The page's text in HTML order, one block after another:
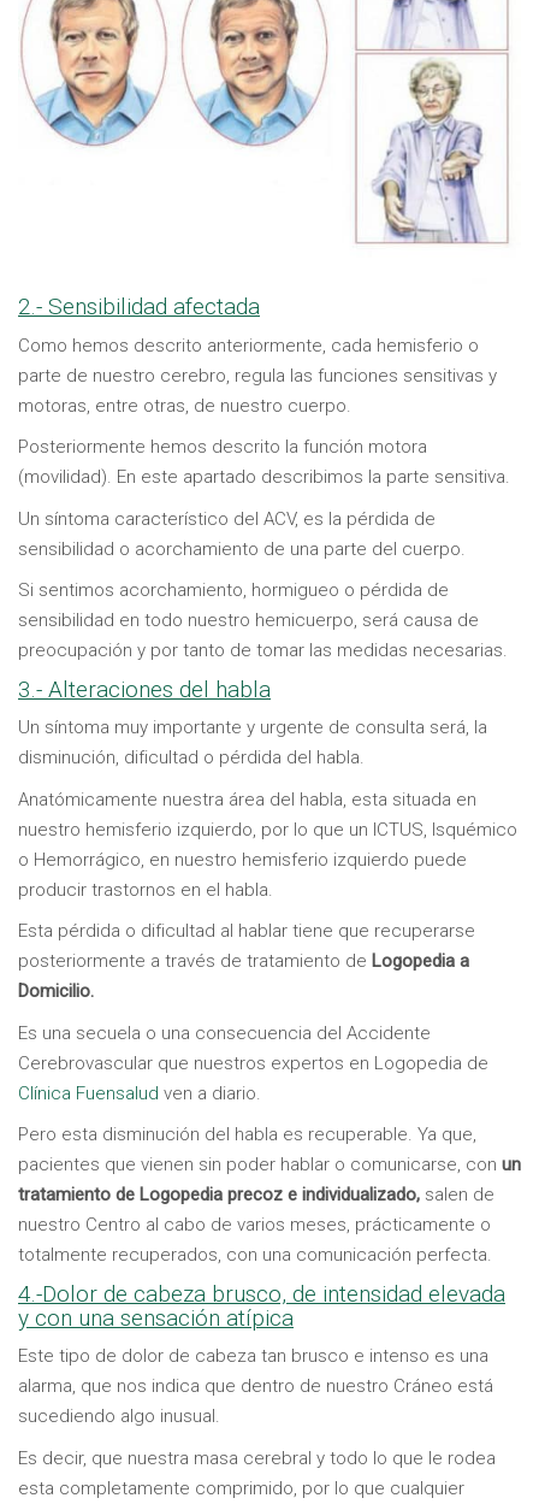
2.- Sensibilidad afectada
Como hemos descrito anteriormente, cada hemisferio o
parte de nuestro cerebro, regula las funciones sensitivas y
motoras, entre otras, de nuestro cuerpo.
Posteriormente hemos descrito la función motora
(movilidad). En este apartado describimos la parte sensitiva.
Un síntoma característico del ACV, es la pérdida de
sensibilidad o acorchamiento de una parte del cuerpo.
Si sentimos acorchamiento, hormigueo o pérdida de
sensibilidad en todo nuestro hemicuerpo, será causa de
preocupación y por tanto de tomar las medidas necesarias.
3.- Alteraciones del habla
Un síntoma muy importante y urgente de consulta será, la
disminución, dificultad o pérdida del habla.
Anatómicamente nuestra área del habla, esta situada en
nuestro hemisferio izquierdo, por lo que un ICTUS, Isquémico
o Hemorrágico, en nuestro hemisferio izquierdo puede
producir trastornos en el habla.
Esta pérdida o dificultad al hablar tiene que recuperarse
posteriormente a través de tratamiento de Logopedia a
Domicilio.
Es una secuela o una consecuencia del Accidente
Cerebrovascular que nuestros expertos en Logopedia de
Clínica Fuensalud ven a diario.
Pero esta disminución del habla es recuperable. Ya que,
pacientes que vienen sin poder hablar o comunicarse, con un
tratamiento de Logopedia precoz e individualizado, salen de
nuestro Centro al cabo de varios meses, prácticamente o
totalmente recuperados, con una comunicación perfecta.
4.-Dolor de cabeza brusco, de intensidad elevada
y con una sensación atípica
Este tipo de dolor de cabeza tan brusco e intenso es una
alarma, que nos indica que dentro de nuestro Cráneo está
sucediendo algo inusual.
Es decir, que nuestra masa cerebral y todo lo que le rodea
esta completamente comprimido, por lo que cualquier